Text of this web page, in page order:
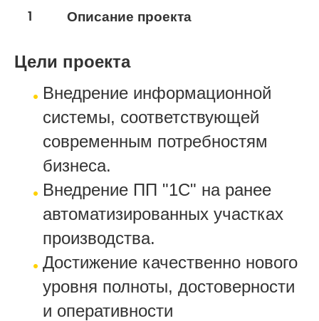
1 Описание проекта
Цели проекта
Внедрение информационной
системы, соответствующей
современным потребностям
бизнеса.
Внедрение ПП "1C" на ранее
автоматизированных участках
производства.
Достижение качественно нового
уровня полноты, достоверности
и оперативности